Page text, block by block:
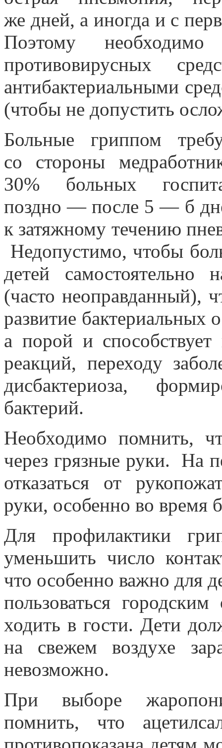
же дней, а иногда и с
Поэтому необходимо
противовирусных
антибактериальными
(чтобы не допустить
Больные гриппом
со стороны
30% больных
поздно — после 5 — б
к затяжному течению
Недопустимо, чтобы
детей самостоятельно
(часто неоправданный),
развитие бактериальных
а порой и способствует
реакций, переходу
дисбактериоза,
бактерий.
Необходимо помнить,
через грязные руки.
На
отказаться от
руки, особенно во время
Для профилактики
уменьшить число
что особенно важно для
пользоваться
ходить в гости. Дети
на свежем воздухе
невозможно.
При выборе
помнить, что